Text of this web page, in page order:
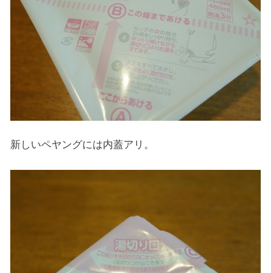
新しいペヤングには内蓋アリ。